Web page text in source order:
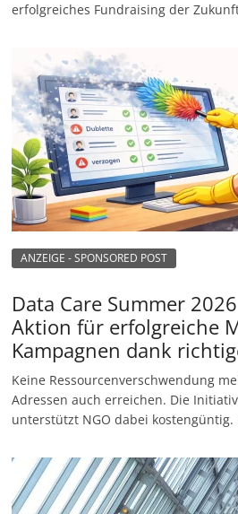
erfolgreiches Fundraising der
ANZEIGE - SPONSORED POST
Data Care Summer
Aktion für erfolgreiche
Kampagnen dank
Keine Ressourcenverschwendung
Adressen auch erreichen. Die
unterstützt NGO dabei kostengüntig.